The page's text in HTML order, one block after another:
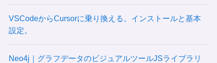
VSCodeからCursorに乗り換える。インストールと基本
設定。
Neo4j｜グラフデータのビジュアルツールJSライブラリ